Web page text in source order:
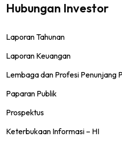
Hubungan Investor
Laporan Tahunan
Laporan Keuangan
Lembaga dan Profesi Penunjang
Paparan Publik
Prospektus
Keterbukaan Informasi – HI